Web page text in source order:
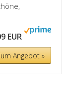
EUR
Angebot »